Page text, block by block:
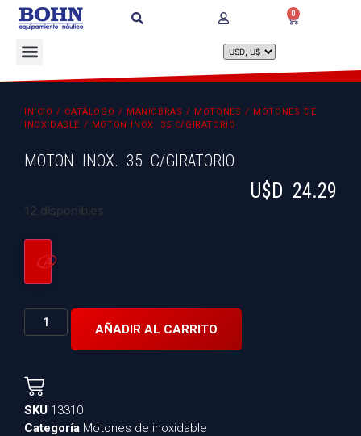
0
INICIO / CATÁLOGO / MANIOBRAS / MOTONES / MOTONES DE
INOXIDABLE / MOTON INOX. 35 C/GIRATORIO
MOTON INOX. 35 C/GIRATORIO
U$D 24.29
12 disponibles
AÑADIR AL CARRITO
SKU 13310
Categoría Motones de inoxidable